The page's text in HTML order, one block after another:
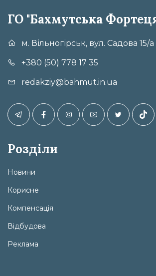
ГО "Бахмутська
м. Вільногірськ, вул. Садова 15/а
+380 (50) 778 17 35
redakziy@bahmut.in.ua
Розділи
Новини
Корисне
Компенсація
Відбудова
Реклама